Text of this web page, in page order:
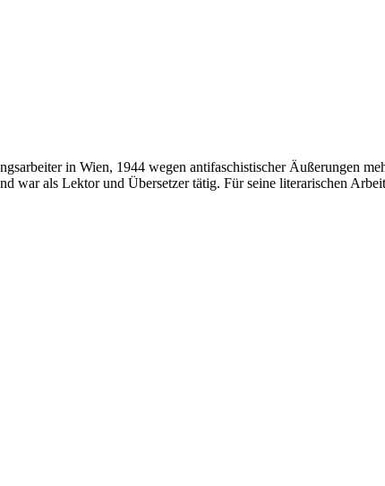
in Wien, 1944 wegen antifaschistischer Äußerungen
war als Lektor und Übersetzer tätig. Für seine literarischen